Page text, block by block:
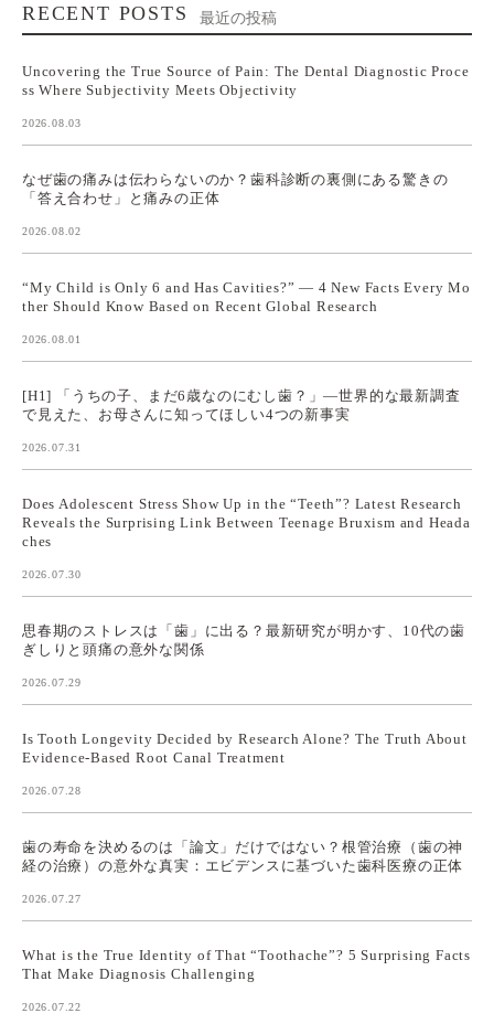
RECENT POSTS 最近の投稿
Uncovering the True Source of Pain: The Dental Diagnostic Proce
ss Where Subjectivity Meets Objectivity
2026.08.03
なぜ歯の痛みは伝わらないのか？歯科診断の裏側にある驚きの
「答え合わせ」と痛みの正体
2026.08.02
“My Child is Only 6 and Has Cavities?” — 4 New Facts Every Mo
ther Should Know Based on Recent Global Research
2026.08.01
[H1] 「うちの子、まだ6歳なのにむし歯？」—世界的な最新調査
で見えた、お母さんに知ってほしい4つの新事実
2026.07.31
Does Adolescent Stress Show Up in the “Teeth”? Latest Research
Reveals the Surprising Link Between Teenage Bruxism and Heada
ches
2026.07.30
思春期のストレスは「歯」に出る？最新研究が明かす、10代の歯
ぎしりと頭痛の意外な関係
2026.07.29
Is Tooth Longevity Decided by Research Alone? The Truth About
Evidence-Based Root Canal Treatment
2026.07.28
歯の寿命を決めるのは「論文」だけではない？根管治療（歯の神
経の治療）の意外な真実：エビデンスに基づいた歯科医療の正体
2026.07.27
What is the True Identity of That “Toothache”? 5 Surprising Facts
That Make Diagnosis Challenging
2026.07.22